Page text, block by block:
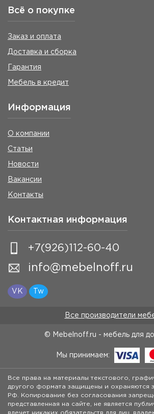
Всё о покупке
Заказ и оплата
Доставка и сборка
Гарантия
Мебель в кредит
Информация
О компании
Статьи
Новости
Вакансии
Контакты
Контактная информация
+7(926)112-60-40
info@mebelnoff.ru
VK Tw
Все производители
© Mebelnoff.ru - мебель для
Мы принимаем:
Все права на материалы текстового,
другого формата защищены и охраняются
РФ. Копирование без согласования
представленная на сайте, не является
влечет никаких обязательств для лиц,